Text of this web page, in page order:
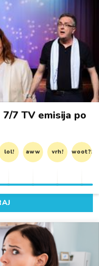
7 TV emisija po
lol! aww vrh! woot?!